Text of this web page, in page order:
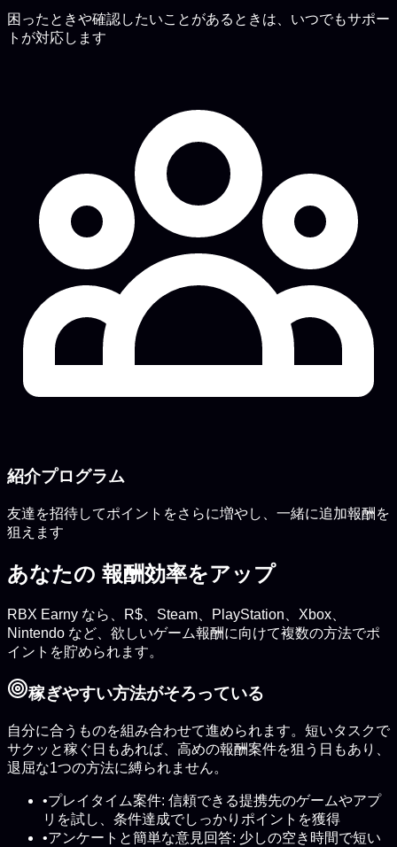
困ったときや確認したいことがあるときは、いつでもサポー
トが対応します
紹介プログラム
友達を招待してポイントをさらに増やし、一緒に追加報酬を
狙えます
あなたの 報酬効率をアップ
RBX Earny なら、R$、Steam、PlayStation、Xbox、
Nintendo など、欲しいゲーム報酬に向けて複数の方法でポ
イントを貯められます。
稼ぎやすい方法がそろっている
自分に合うものを組み合わせて進められます。短いタスクで
サクッと稼ぐ日もあれば、高めの報酬案件を狙う日もあり、
退屈な1つの方法に縛られません。
•プレイタイム案件: 信頼できる提携先のゲームやアプ
リを試し、条件達成でしっかりポイントを獲得
•アンケートと簡単な意見回答: 少しの空き時間で短い